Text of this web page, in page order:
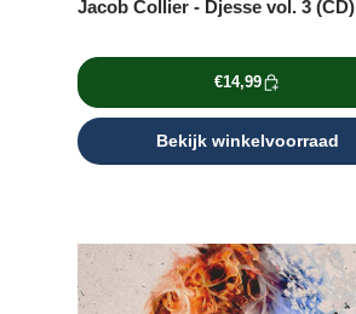
Jacob Collier - Djesse vol. 3 (CD)
€14,99
Bekijk winkelvoorraad